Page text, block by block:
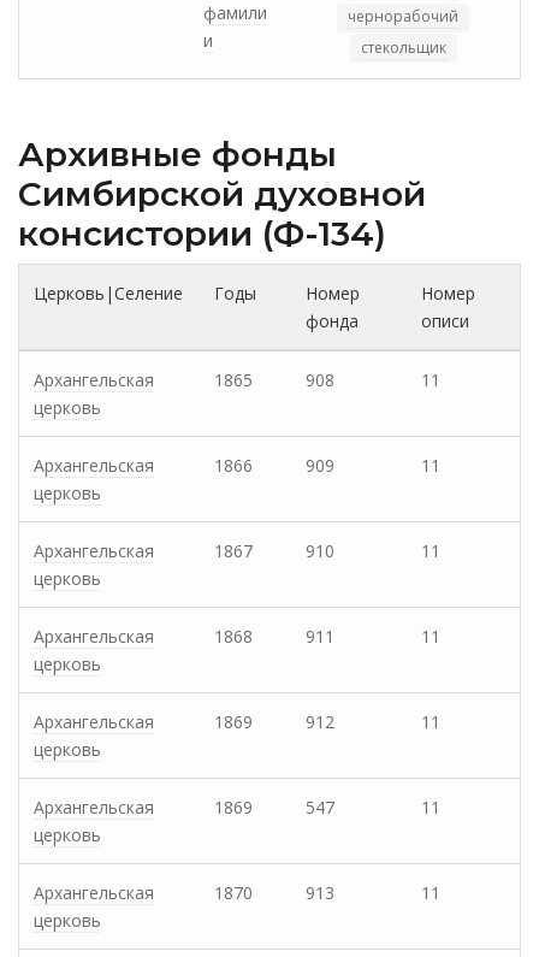
фамили
и
чернорабочий
стекольщик
Архивные фонды
Cимбирской духовной
консистории (Ф-134)
Церковь|Селение Годы
Номер
фонда
Номер
описи
Архангельская
церковь
1865 908 11
Архангельская
церковь
1866 909 11
Архангельская
церковь
1867 910 11
Архангельская
церковь
1868 911 11
Архангельская
церковь
1869 912 11
Архангельская
церковь
1869 547 11
Архангельская
церковь
1870 913 11